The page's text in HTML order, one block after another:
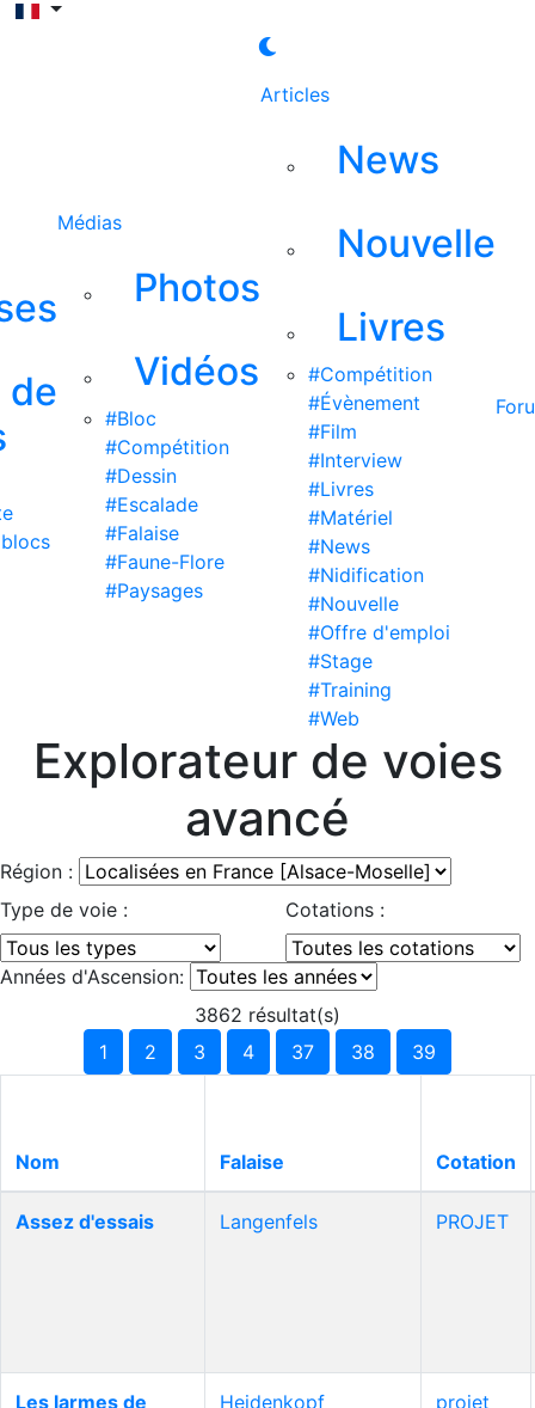
de
Médias
Photos
Vidéos
#Bloc
#Compétition
#Dessin
#Escalade
#Falaise
#Faune-Flore
#Paysages
Articles
News
Nouvelle
Livres
#Compétition
#Évènement
#Film
#Interview
#Livres
#Matériel
#News
#Nidification
#Nouvelle
#Offre d'emploi
#Stage
#Training
#Web
Explorateur de voies
avancé
Région :
Type de voie :
Cotations :
Années d'Ascension:
3862 résultat(s)
1
2 3 4 37 38 39
Nom Falaise Cotation
Assez d'essais Langenfels PROJET
Les larmes de
Heidenkopf projet